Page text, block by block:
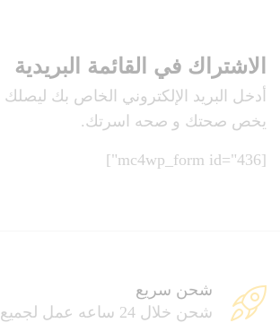
الاشتراك في القائمة البريدية
أدخل البريد الإلكتروني الخاص بك
يخص صحتك و صحه اسرتك.
[mc4wp_form id="436"]
شحن سريع
شحن خلال 24 ساعه عمل لجميع دول الخليج